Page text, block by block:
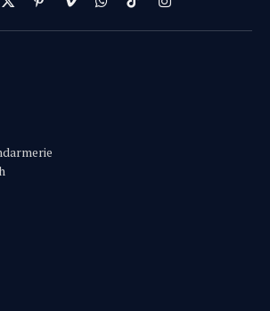
X
(Twitter)
PinterestVimeoWhatsApp
TikTokInstagram